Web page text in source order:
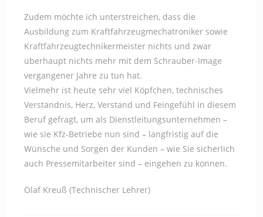
Zudem möchte ich unterstreichen, dass die
Ausbildung zum Kraftfahrzeugmechatroniker sowie
Kraftfahrzeugtechnikermeister nichts und zwar
überhaupt nichts mehr mit dem Schrauber-Image
vergangener Jahre zu tun hat.
Vielmehr ist heute sehr viel Köpfchen, technisches
Verständnis, Herz, Verstand und Feingefühl in diesem
Beruf gefragt, um als Dienstleitungsunternehmen –
wie sie Kfz-Betriebe nun sind – langfristig auf die
Wünsche und Sorgen der Kunden – wie Sie sicherlich
auch Pressemitarbeiter sind – eingehen zu können.
Olaf Kreuß (Technischer Lehrer)